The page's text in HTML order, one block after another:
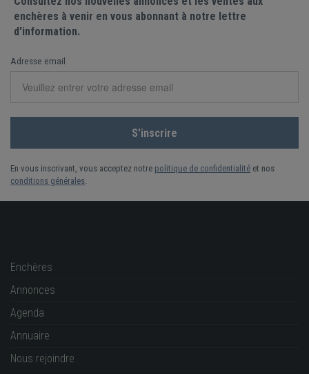
enchères à venir en vous abonnant à notre lettre
d'information.
Adresse email
En vous inscrivant, vous acceptez notre politique de confidentialité et nos
conditions générales.
Enchères
Annonces
Agenda
Annuaire
Nous rejoindre